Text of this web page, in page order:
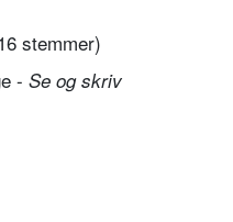
stemmer)
- Se og skriv